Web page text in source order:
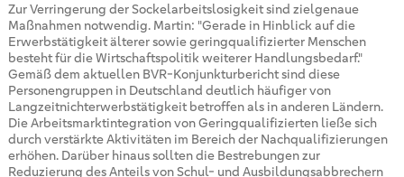
Zur Verringerung der Sockelarbeitslosigkeit sind zielgenaue
Maßnahmen notwendig. Martin: "Gerade in Hinblick auf die
Erwerbstätigkeit älterer sowie geringqualifizierter Menschen
besteht für die Wirtschaftspolitik weiterer Handlungsbedarf."
Gemäß dem aktuellen BVR-Konjunkturbericht sind diese
Personengruppen in Deutschland deutlich häufiger von
Langzeitnichterwerbstätigkeit betroffen als in anderen Ländern.
Die Arbeitsmarktintegration von Geringqualifizierten ließe sich
durch verstärkte Aktivitäten im Bereich der Nachqualifizierungen
erhöhen. Darüber hinaus sollten die Bestrebungen zur
Reduzierung des Anteils von Schul- und Ausbildungsabbrechern